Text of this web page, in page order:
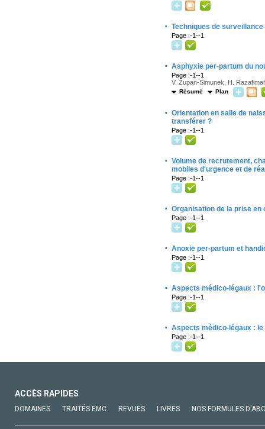
· Techniques de
Page :-1--1
· Asphyxie per-partum du
Page :-1--1
V. Zupan-Simunek, H.
Résumé Plan
· Orientation en salle de
transférer ?
Page :-1--1
· Volume de recrutement,
mobiles d'urgence et de
Page :-1--1
· Organisation de la prise
Page :-1--1
· Anoxie per-partum et
Page :-1--1
· Aspects médico-légaux :
Page :-1--1
· Aspects médico-légaux :
Page :-1--1
ACCÈS RAPIDES
DOMAINES TRAITÉS EMC REVUES LIVRES NOS FORMULES